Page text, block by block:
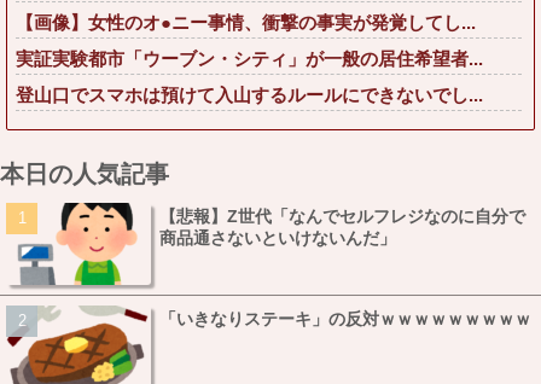
【画像】女性のオ●ニー事情、衝撃の事実が発覚してし...
実証実験都市「ウーブン・シティ」が一般の居住希望者...
登山口でスマホは預けて入山するルールにできないでし...
本日の人気記事
【悲報】Z世代「なんでセルフレジなのに自分で
商品通さないといけないんだ」
「いきなりステーキ」の反対ｗｗｗｗｗｗｗｗｗ